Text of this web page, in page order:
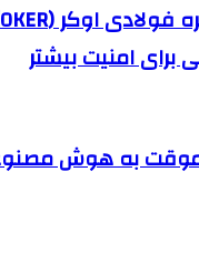
برای امنیت بیشتر
موقت به هوش